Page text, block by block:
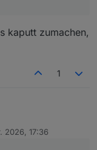
kaputt zumachen,
1
Ich kann
2026, 17:36